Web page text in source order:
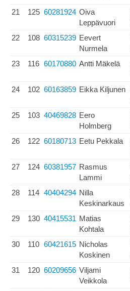
21 125 60281924 Oiva
Leppävuori
22 108 60315239 Eevert
Nurmela
23 116 60170880 Antti Mäkelä
24 102 60163859 Eikka Kiljunen
25 103 40469828 Eero
Holmberg
26 122 60180713 Eetu Pekkala
27 124 60381957 Rasmus
Lammi
28 114 40404294 Nilla
Keskinarkaus
29 130 40415531 Matias
Kohtala
30 110 60421615 Nicholas
Koskinen
31 120 60209656 Viljami
Veikkola